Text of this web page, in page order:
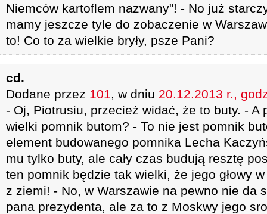
Niemców kartoflem nazwany"! - No już
mamy jeszcze tyle do zobaczenie w
to! Co to za wielkie bryły, psze Pani?
cd.
Dodane przez 101, w dniu 20.12.2013 r.,
- Oj, Piotrusiu, przecież widać, że to buty. - A
wielki pomnik butom? - To nie jest pomnik
element budowanego pomnika Lecha
mu tylko buty, ale cały czas budują resztę
ten pomnik będzie tak wielki, że jego głowy
z ziemi! - No, w Warszawie na pewno nie da
pana prezydenta, ale za to z Moskwy jego